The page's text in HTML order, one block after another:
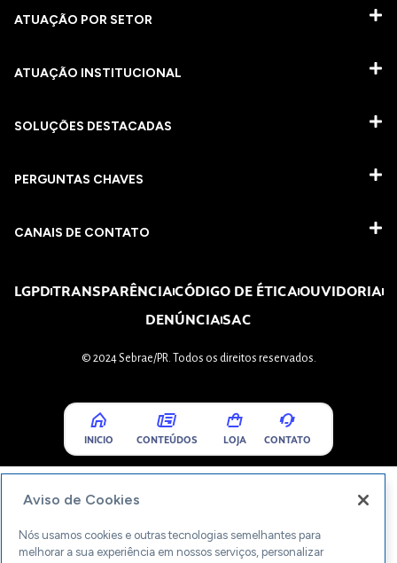
ATUAÇÃO POR SETOR
ATUAÇÃO INSTITUCIONAL
SOLUÇÕES DESTACADAS
PERGUNTAS CHAVES​
CANAIS DE CONTATO
LGPDTRANSPARÊNCIACÓDIGO DE ÉTICAOUVIDORIA
DENÚNCIASAC
© 2024 Sebrae/PR. Todos os direitos reservados.
INICIO CONTEÚDOS LOJA CONTATO
Aviso de Cookies
Nós usamos cookies e outras tecnologias semelhantes para
melhorar a sua experiência em nossos serviços, personalizar